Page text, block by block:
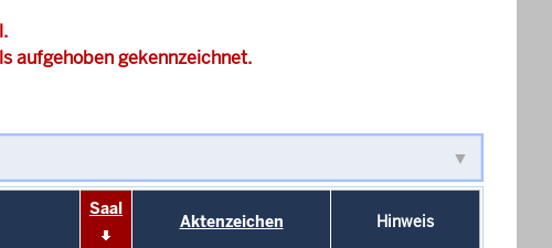
aufgehoben gekennzeichnet.
Saal
Aktenzeichen Hinweis